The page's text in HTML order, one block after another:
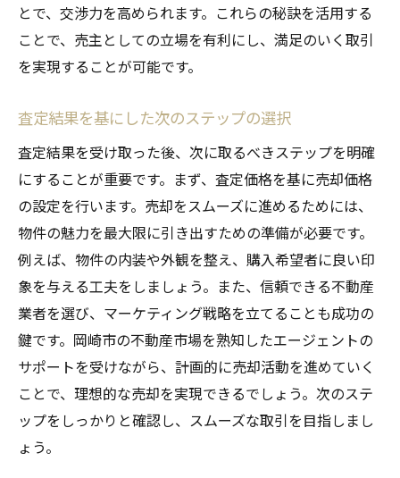
とで、交渉力を高められます。これらの秘訣を活用する
ことで、売主としての立場を有利にし、満足のいく取引
を実現することが可能です。
査定結果を基にした次のステップの選択
査定結果を受け取った後、次に取るべきステップを明確
にすることが重要です。まず、査定価格を基に売却価格
の設定を行います。売却をスムーズに進めるためには、
物件の魅力を最大限に引き出すための準備が必要です。
例えば、物件の内装や外観を整え、購入希望者に良い印
象を与える工夫をしましょう。また、信頼できる不動産
業者を選び、マーケティング戦略を立てることも成功の
鍵です。岡崎市の不動産市場を熟知したエージェントの
サポートを受けながら、計画的に売却活動を進めていく
ことで、理想的な売却を実現できるでしょう。次のステ
ップをしっかりと確認し、スムーズな取引を目指しまし
ょう。